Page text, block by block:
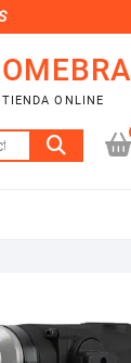
ONLINE
Buscar
por: